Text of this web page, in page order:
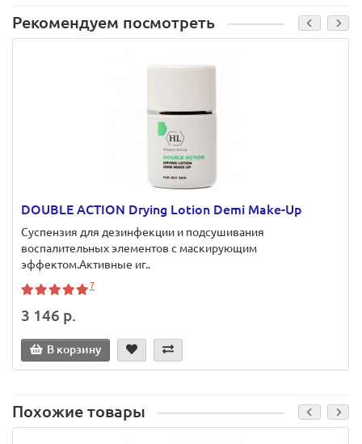
Рекомендуем посмотреть
DOUBLE ACTION Drying Lotion Demi Make-Up
Суспензия для дезинфекции и подсушивания
воспалительных элементов с маскирующим
эффектом.Активные иг..
7
3 146 р.
В корзину
Похожие товары